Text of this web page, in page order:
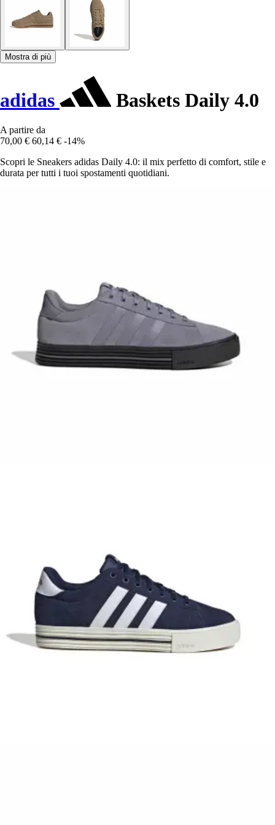
Mostra di più
adidas Baskets Daily 4.0
A partire da
70,00 € 60,14 € -14%
Scopri le Sneakers adidas Daily 4.0: il mix perfetto di comfort, stile e
durata per tutti i tuoi spostamenti quotidiani.